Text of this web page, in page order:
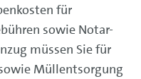
für
sowie Notar-
müssen Sie für
Müllentsorgung